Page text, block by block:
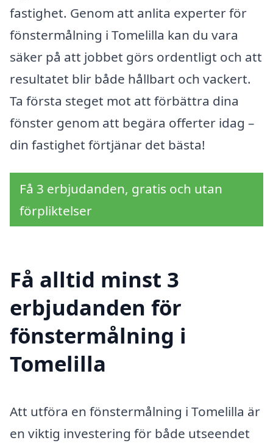
fastighet. Genom att anlita experter för
fönstermålning i Tomelilla kan du vara
säker på att jobbet görs ordentligt och att
resultatet blir både hållbart och vackert.
Ta första steget mot att förbättra dina
fönster genom att begära offerter idag –
din fastighet förtjänar det bästa!
Få 3 erbjudanden, gratis och utan
förpliktelser
Få alltid minst 3
erbjudanden för
fönstermålning i
Tomelilla
Att utföra en fönstermålning i Tomelilla är
en viktig investering för både utseendet